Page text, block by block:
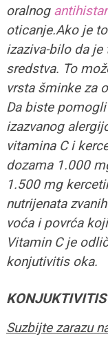
oralnog
oticanje.Ako je
izaziva-bilo da
sredstva. To
vrsta šminke za
Da biste
izazvanog
vitamina C i
dozama 1.000
1.500 mg
nutrijenata
voća i povrća
Vitamin C je
konjutivitis oka.
Suzbijte zarazu